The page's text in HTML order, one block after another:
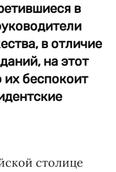
в
в отличие
на этот
их беспокоит
столице